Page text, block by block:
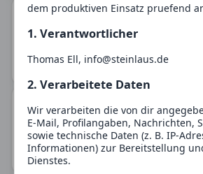
Diese Plattform ist für alle gedacht,
suchen - Gespräche, gemeinsame
Bekanntschaften oder eine
Mensch im Mittelpunkt, nicht
schnelle Absichten.
Neben Alter, Ort und ein paar
Rolle. Über sogenannte
das mehr über dich aussagt als nur
So können dir Menschen
wirklich zu deinem Lebensstil passen.
Divers / 24
KI_Mika_053
44135 Dortmund
Mehr
Frau / 36
KI_Julia_052
50667 Koeln
Mehr
dem produktiven Einsatz pruefend
1. Verantwortlicher
Thomas Ell, info@steinlaus.de
2. Verarbeitete Daten
Wir verarbeiten die von dir
E-Mail, Profilangaben, Nachrichten,
sowie technische Daten (z. B. IP-
Informationen) zur Bereitstellung
Dienstes.